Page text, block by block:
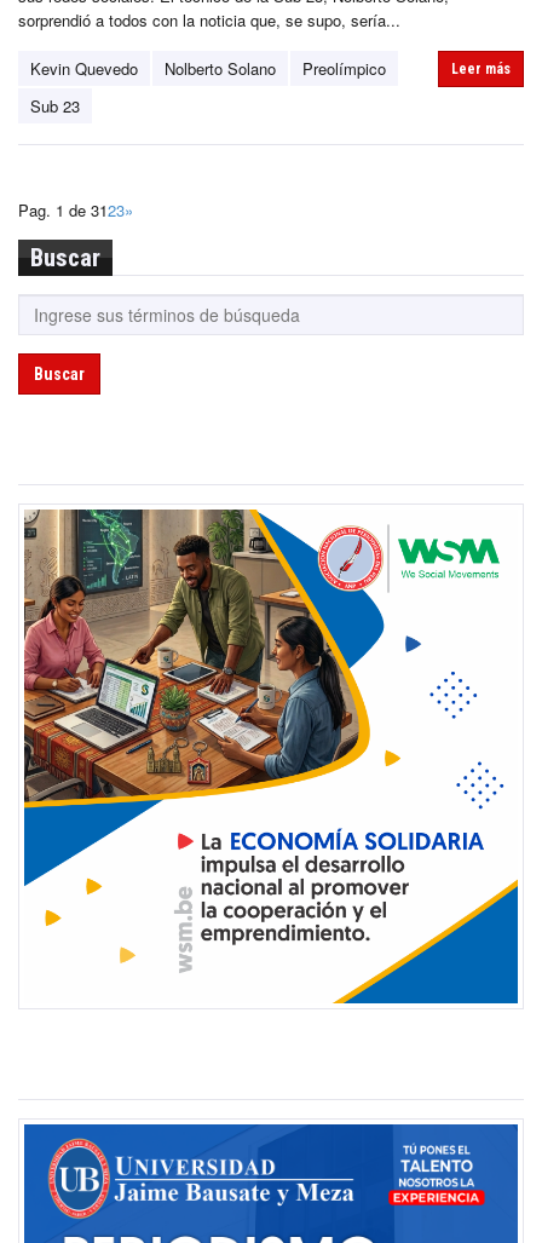
sorprendió a todos con la noticia que, se supo, sería...
Kevin Quevedo Nolberto Solano
Preolímpico
Sub 23
Leer más
Pag. 1 de 3123»
Buscar
Buscar